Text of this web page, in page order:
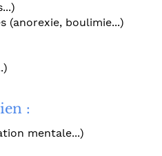
(anorexie, boulimie...)
:
mentale...)